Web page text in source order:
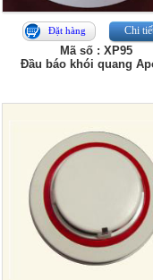
Đặt hàng Chi
Mã số : XP95
Đầu báo khói quang